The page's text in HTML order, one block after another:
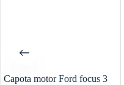
Capota motor Ford focus 3